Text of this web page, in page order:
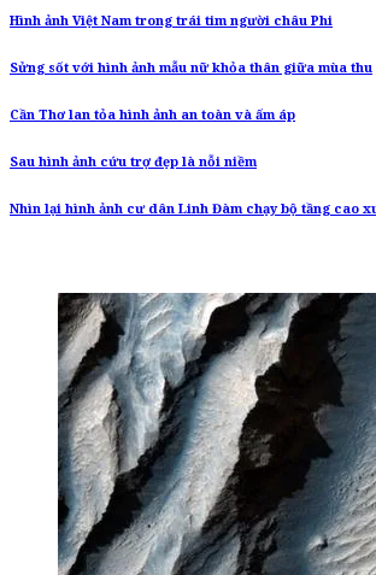
Hình ảnh Việt Nam trong trái tim người châu Phi
Sửng sốt với hình ảnh mẫu nữ khỏa thân giữa mùa thu
Cần Thơ lan tỏa hình ảnh an toàn và ấm áp
Sau hình ảnh cứu trợ đẹp là nỗi niềm
Nhìn lại hình ảnh cư dân Linh Đàm chạy bộ tầng cao